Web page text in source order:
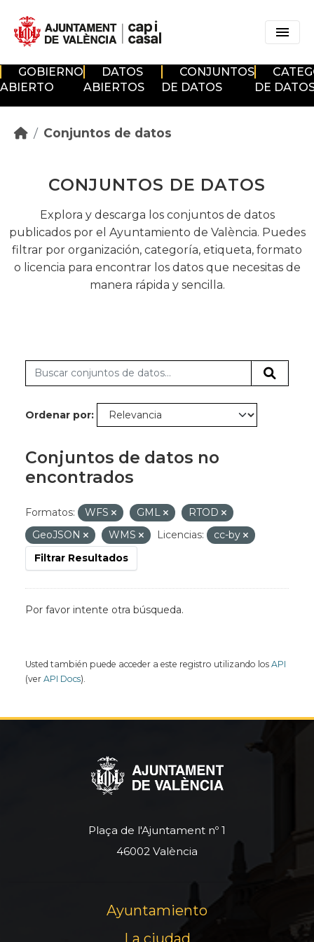
GOBIERNO
ABIERTO
DATOS
ABIERTOS
CONJUNTOS
DE DATOS
DE
Conjuntos de datos
CONJUNTOS DE DATOS
Explora y descarga los conjuntos de datos
publicados por el Ayuntamiento de València. Puedes
filtrar por organización, categoría, etiqueta, formato
o licencia para encontrar los datos que necesitas de
manera rápida y sencilla.
Ordenar por
Conjuntos de datos no
encontrados
Formatos: WFS GML
RTOD
GeoJSON
WMS Licencias:
cc-by
Filtrar Resultados
Por favor intente otra búsqueda.
Usted también puede acceder a este registro utilizando los API
(ver API Docs).
Plaça de l'Ajuntament nº 1
46002 València
Ayuntamiento
La ciudad